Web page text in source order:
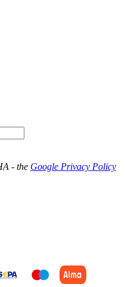
- the Google Privacy Policy